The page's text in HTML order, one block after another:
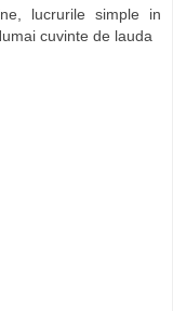
lucrurile simple in
cuvinte de lauda